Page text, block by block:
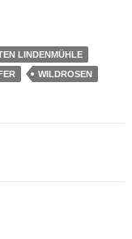
LINDENMÜHLE
WILDROSEN